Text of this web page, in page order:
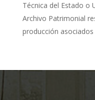
Técnica del Estado o
Archivo Patrimonial
producción